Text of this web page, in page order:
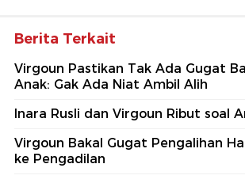
Berita Terkait
Virgoun Pastikan Tak Ada Gugat
Anak: Gak Ada Niat Ambil Alih
Inara Rusli dan Virgoun Ribut soal
Virgoun Bakal Gugat Pengalihan
ke Pengadilan